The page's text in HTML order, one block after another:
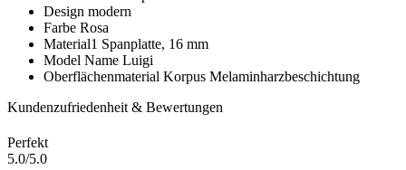
Design modern
Farbe Rosa
Material1 Spanplatte, 16 mm
Model Name Luigi
Oberflächenmaterial Korpus Melaminharzbeschichtung
Kundenzufriedenheit & Bewertungen
Perfekt
5.0/5.0